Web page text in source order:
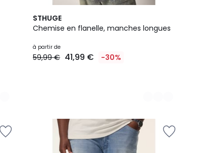
STHUGE
Chemise en flanelle, manches longues
à partir de
59,99 € 41,99 € -30%
2
Couleurs